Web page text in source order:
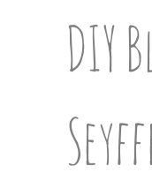
DIY